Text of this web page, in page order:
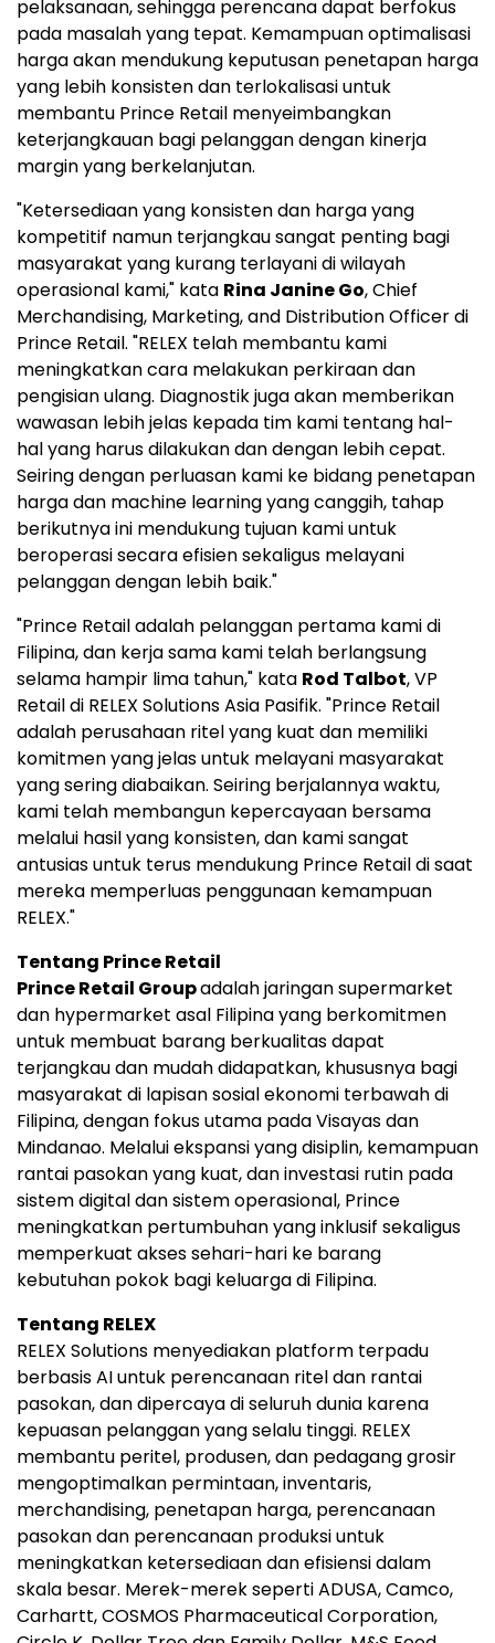
pelaksanaan, sehingga perencana dapat berfokus
pada masalah yang tepat. Kemampuan optimalisasi
harga akan mendukung keputusan penetapan harga
yang lebih konsisten dan terlokalisasi untuk
membantu Prince Retail menyeimbangkan
keterjangkauan bagi pelanggan dengan kinerja
margin yang berkelanjutan.
"Ketersediaan yang konsisten dan harga yang
kompetitif namun terjangkau sangat penting bagi
masyarakat yang kurang terlayani di wilayah
operasional kami," kata Rina Janine Go, Chief
Merchandising, Marketing, and Distribution Officer di
Prince Retail. "RELEX telah membantu kami
meningkatkan cara melakukan perkiraan dan
pengisian ulang. Diagnostik juga akan memberikan
wawasan lebih jelas kepada tim kami tentang hal-
hal yang harus dilakukan dan dengan lebih cepat.
Seiring dengan perluasan kami ke bidang penetapan
harga dan machine learning yang canggih, tahap
berikutnya ini mendukung tujuan kami untuk
beroperasi secara efisien sekaligus melayani
pelanggan dengan lebih baik."
"Prince Retail adalah pelanggan pertama kami di
Filipina, dan kerja sama kami telah berlangsung
selama hampir lima tahun," kata Rod Talbot, VP
Retail di RELEX Solutions Asia Pasifik. "Prince Retail
adalah perusahaan ritel yang kuat dan memiliki
komitmen yang jelas untuk melayani masyarakat
yang sering diabaikan. Seiring berjalannya waktu,
kami telah membangun kepercayaan bersama
melalui hasil yang konsisten, dan kami sangat
antusias untuk terus mendukung Prince Retail di saat
mereka memperluas penggunaan kemampuan
RELEX."
Tentang Prince Retail
Prince Retail Groupadalah jaringan supermarket
dan hypermarket asal Filipina yang berkomitmen
untuk membuat barang berkualitas dapat
terjangkau dan mudah didapatkan, khususnya bagi
masyarakat di lapisan sosial ekonomi terbawah di
Filipina, dengan fokus utama pada Visayas dan
Mindanao. Melalui ekspansi yang disiplin, kemampuan
rantai pasokan yang kuat, dan investasi rutin pada
sistem digital dan sistem operasional, Prince
meningkatkan pertumbuhan yang inklusif sekaligus
memperkuat akses sehari-hari ke barang
kebutuhan pokok bagi keluarga di Filipina.
Tentang RELEX
RELEX Solutions menyediakan platform terpadu
berbasis AI untuk perencanaan ritel dan rantai
pasokan, dan dipercaya di seluruh dunia karena
kepuasan pelanggan yang selalu tinggi. RELEX
membantu peritel, produsen, dan pedagang grosir
mengoptimalkan permintaan, inventaris,
merchandising, penetapan harga, perencanaan
pasokan dan perencanaan produksi untuk
meningkatkan ketersediaan dan efisiensi dalam
skala besar. Merek-merek seperti ADUSA, Camco,
Carhartt, COSMOS Pharmaceutical Corporation,